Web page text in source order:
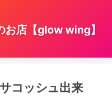
店【glow wing】
コッシュ出来